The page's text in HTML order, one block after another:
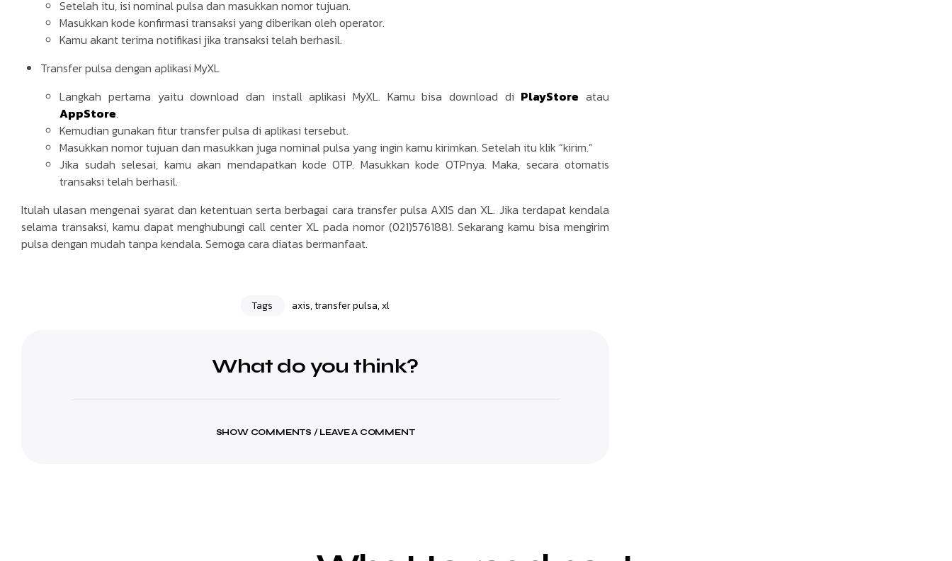
Setelah itu, isi nominal pulsa dan masukkan nomor tujuan.
Masukkan kode konfirmasi transaksi yang diberikan oleh operator.
Kamu akant terima notifikasi jika transaksi telah berhasil.
Transfer pulsa dengan aplikasi MyXL
Langkah pertama yaitu download dan install aplikasi MyXL. Kamu bisa download di PlayStore atau
AppStore.
Kemudian gunakan fitur transfer pulsa di aplikasi tersebut.
Masukkan nomor tujuan dan masukkan juga nominal pulsa yang ingin kamu kirimkan. Setelah itu klik “kirim.”
Jika sudah selesai, kamu akan mendapatkan kode OTP. Masukkan kode OTPnya. Maka, secara otomatis
transaksi telah berhasil.
Itulah ulasan mengenai syarat dan ketentuan serta berbagai cara transfer pulsa AXIS dan XL. Jika terdapat kendala
selama transaksi, kamu dapat menghubungi call center XL pada nomor (021)5761881. Sekarang kamu bisa mengirim
pulsa dengan mudah tanpa kendala. Semoga cara diatas bermanfaat.
Tags axis,transfer pulsa,xl
What do you think?
SHOW COMMENTS / LEAVE A COMMENT